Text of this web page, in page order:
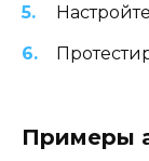
Примеры